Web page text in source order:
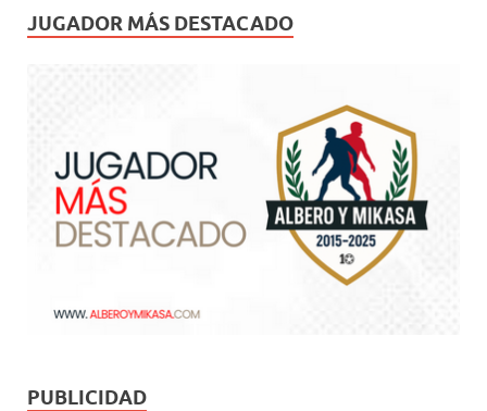
JUGADOR MÁS DESTACADO
PUBLICIDAD